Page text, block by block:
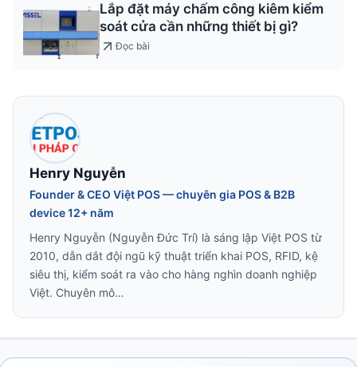
Lắp đặt máy chấm công kiêm kiểm
soát cửa cần những thiết bị gì?
Đọc bài
Henry Nguyễn
Founder & CEO Việt POS — chuyên gia POS & B2B
device 12+ năm
Henry Nguyễn (Nguyễn Đức Trí) là sáng lập Việt POS từ
2010, dẫn dắt đội ngũ kỹ thuật triển khai POS, RFID, kệ
siêu thị, kiểm soát ra vào cho hàng nghìn doanh nghiệp
Việt. Chuyên mô…